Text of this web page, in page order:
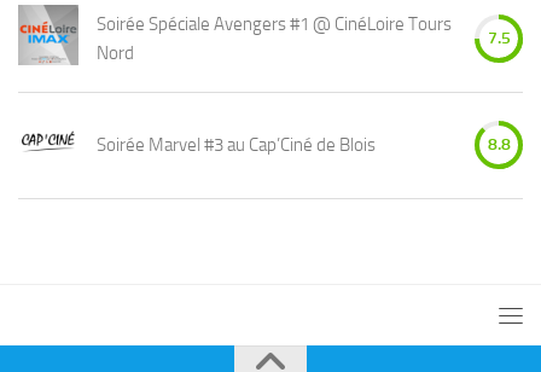
Soirée Spéciale Avengers #1 @ CinéLoire Tours
Nord
7.5
Soirée Marvel #3 au Cap’Ciné de Blois 8.8